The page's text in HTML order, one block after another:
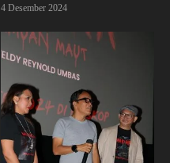
4 Desember 2024